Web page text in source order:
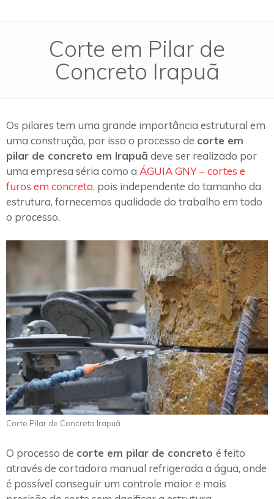
Corte em Pilar de
Concreto Irapuã
Os pilares tem uma grande importância estrutural em
uma construção, por isso o processo de corte em
pilar de concreto em Irapuã deve ser realizado por
uma empresa séria como a ÁGUIA GNY – cortes e
furos em concreto, pois independente do tamanho da
estrutura, fornecemos qualidade do trabalho em todo
o processo.
Corte Pilar de Concreto Irapuã
O processo de corte em pilar de concreto é feito
através de cortadora manual refrigerada a água, onde
é possível conseguir um controle maior e mais